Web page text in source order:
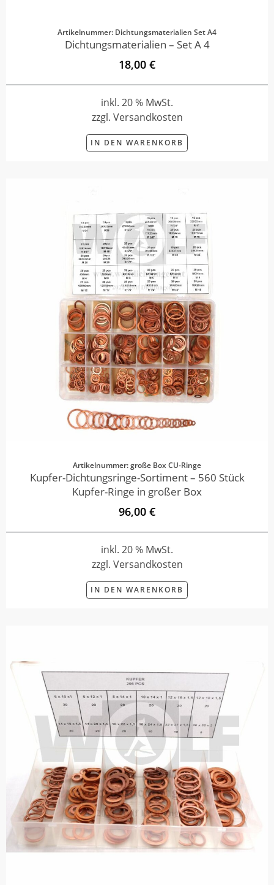
Artikelnummer: Dichtungsmaterialien Set A4
Dichtungsmaterialien – Set A 4
18,00 €
inkl. 20 % MwSt.
zzgl. Versandkosten
IN DEN WARENKORB
Artikelnummer: große Box CU-Ringe
Kupfer-Dichtungsringe-Sortiment – 560 Stück
Kupfer-Ringe in großer Box
96,00 €
inkl. 20 % MwSt.
zzgl. Versandkosten
IN DEN WARENKORB